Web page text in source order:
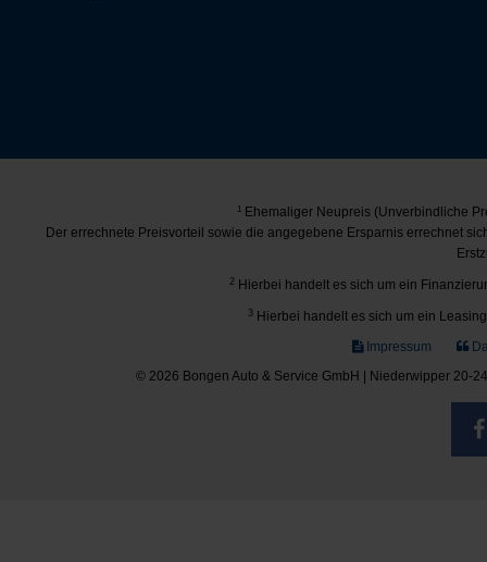
1Ehemaliger Neupreis (Unverbindliche
Der errechnete Preisvorteil sowie die angegebene Ersparnis errechnet
2 Hierbei handelt es sich um ein
3 Hierbei handelt es sich um ein
Impressum
© 2026 Bongen Auto & Service GmbH | Niederwipper 20-